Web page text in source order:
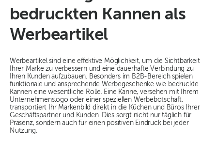
bedruckten Kannen als
Werbeartikel
Werbeartikel sind eine effektive Möglichkeit, um die Sichtbarkeit
Ihrer Marke zu verbessern und eine dauerhafte Verbindung zu
Ihren Kunden aufzubauen. Besonders im B2B-Bereich spielen
funktionale und ansprechende Werbegeschenke wie bedruckte
Kannen eine wesentliche Rolle. Eine Kanne, versehen mit Ihrem
Unternehmenslogo oder einer speziellen Werbebotschaft,
transportiert Ihr Markenbild direkt in die Küchen und Büros Ihrer
Geschäftspartner und Kunden. Dies sorgt nicht nur täglich für
Präsenz, sondern auch für einen positiven Eindruck bei jeder
Nutzung.